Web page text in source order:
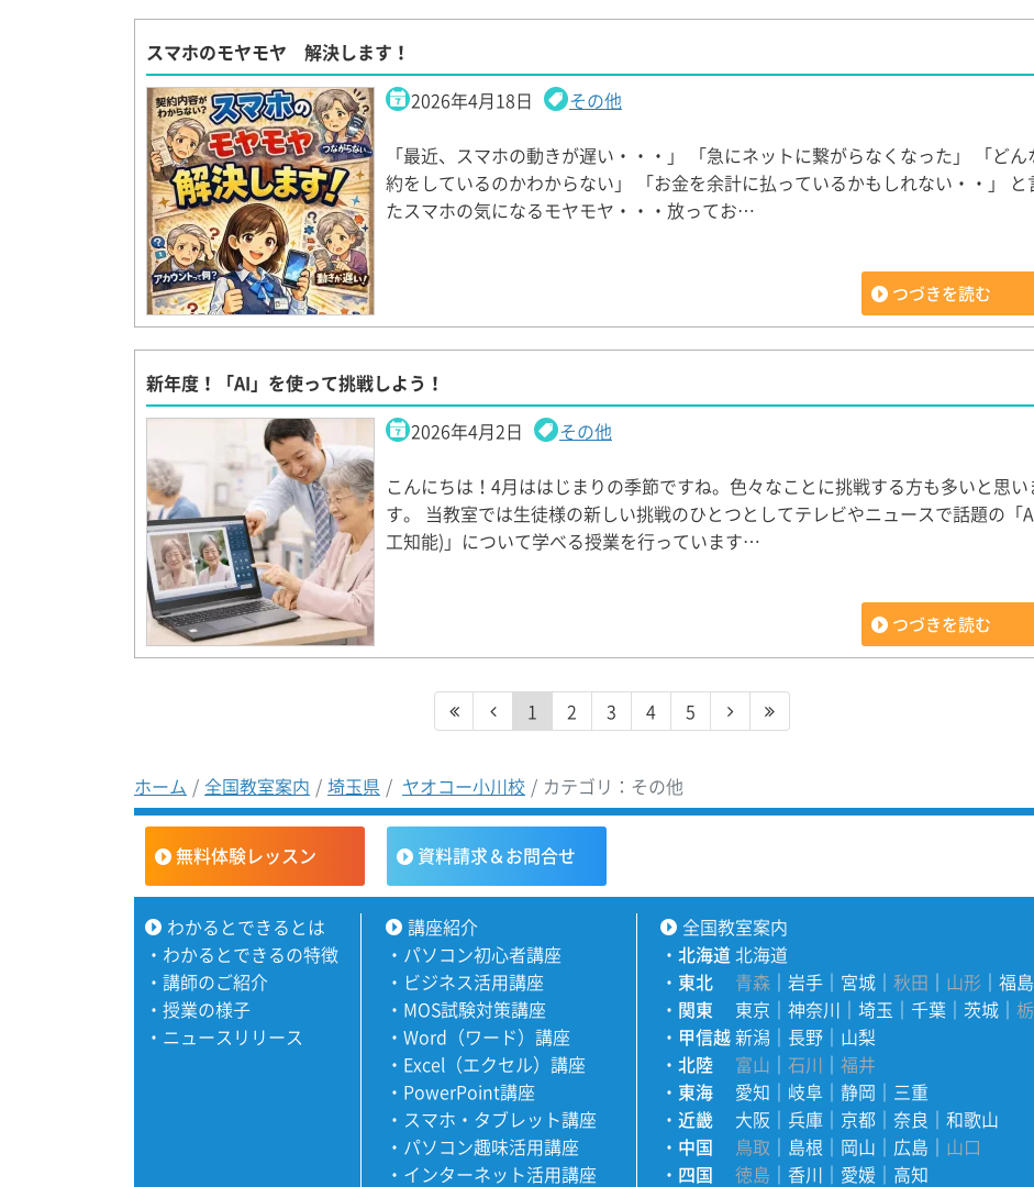
スマホのモヤモヤ 解決します！
2026年4月18日
その他
「最近、スマホの動きが遅い・・・」 「急にネットに繋がらなくなった」 「どん
約をしているのかわからない」 「お金を余計に払っているかもしれない・・」 と
たスマホの気になるモヤモヤ・・・放ってお…
つづきを読む
新年度！「AI」を使って挑戦しよう！
2026年4月2日
その他
こんにちは！4月ははじまりの季節ですね。色々なことに挑戦する方も多いと思い
す。 当教室では生徒様の新しい挑戦のひとつとしてテレビやニュースで話題の「
工知能)」について学べる授業を行っています…
つづきを読む
1 2 3 4 5
ホーム 全国教室案内 埼玉県 ヤオコー小川校 カテゴリ：その他
無料体験レッスン 資料請求＆お問合せ
わかるとできるとは
・ わかるとできるの特徴
・ 講師のご紹介
・ 授業の様子
・ ニュースリリース
講座紹介
・ パソコン初心者講座
・ ビジネス活用講座
・ MOS試験対策講座
・ Word（ワード）講座
・ Excel（エクセル）講座
・ PowerPoint講座
・ スマホ・タブレット講座
・ パソコン趣味活用講座
・ インターネット活用講座
全国教室案内
・北海道 北海道
・ 東北 青森 ｜岩手 ｜ 宮城 ｜秋田 ｜ 山形 ｜福島
・ 関東 東京 ｜神奈川 ｜埼玉 ｜千葉 ｜茨城 ｜
・ 甲信越新潟 ｜ 長野 ｜ 山梨
・北陸 富山 ｜石川 ｜福井
・ 東海 愛知 ｜ 岐阜 ｜静岡 ｜ 三重
・近畿 大阪 ｜ 兵庫 ｜ 京都 ｜奈良 ｜和歌山
・ 中国 鳥取 ｜ 島根 ｜ 岡山 ｜ 広島 ｜ 山口
・ 四国 徳島 ｜ 香川 ｜ 愛媛 ｜ 高知